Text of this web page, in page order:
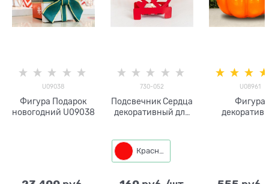
U09038
Фигура Подарок
новогодний U09038
730-052
Подсвечник Сердца
декоративный для
Красный
U08961
Фигура